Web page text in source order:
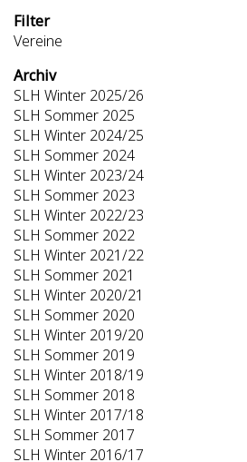
Filter
Vereine
Archiv
SLH Winter 2025/26
SLH Sommer 2025
SLH Winter 2024/25
SLH Sommer 2024
SLH Winter 2023/24
SLH Sommer 2023
SLH Winter 2022/23
SLH Sommer 2022
SLH Winter 2021/22
SLH Sommer 2021
SLH Winter 2020/21
SLH Sommer 2020
SLH Winter 2019/20
SLH Sommer 2019
SLH Winter 2018/19
SLH Sommer 2018
SLH Winter 2017/18
SLH Sommer 2017
SLH Winter 2016/17